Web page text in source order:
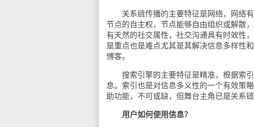
关系链传播的主要特征是网络，网络有
节点的自主权，节点能够自由组织或解散
有天然的社交属性，社交沟通具有时效性
是重点也是难点尤其是其解决信息多样性
博客。
搜索引擎的主要特征是精准，根据索引
息。索引也是对信息多义性的一个有效策
助功能，不可或缺，但舞台主角已是关系链
用户如何使用信息？